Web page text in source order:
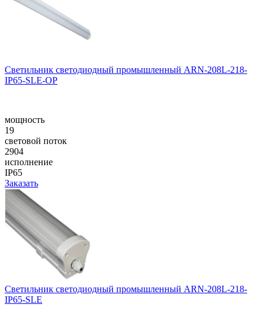
Светильник светодиодный промышленный ARN-208L-218-
IP65-SLE-OP
мощность
19
световой поток
2904
исполнение
IP65
Заказать
Светильник светодиодный промышленный ARN-208L-218-
IP65-SLE